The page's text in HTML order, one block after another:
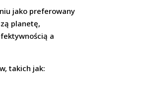
jako preferowany
planetę,
a
takich jak: